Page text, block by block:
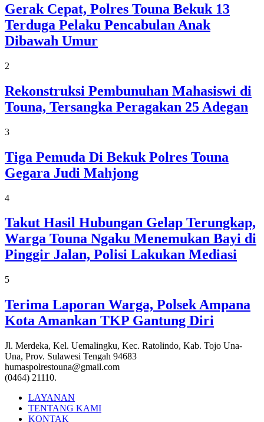
Gerak Cepat, Polres Touna Bekuk 13
Terduga Pelaku Pencabulan Anak
Dibawah Umur
2
Rekonstruksi Pembunuhan Mahasiswi di
Touna, Tersangka Peragakan 25 Adegan
3
Tiga Pemuda Di Bekuk Polres Touna
Gegara Judi Mahjong
4
Takut Hasil Hubungan Gelap Terungkap,
Warga Touna Ngaku Menemukan Bayi di
Pinggir Jalan, Polisi Lakukan Mediasi
5
Terima Laporan Warga, Polsek Ampana
Kota Amankan TKP Gantung Diri
Jl. Merdeka, Kel. Uemalingku, Kec. Ratolindo, Kab. Tojo Una-
Una, Prov. Sulawesi Tengah 94683
humaspolrestouna@gmail.com
(0464) 21110.
LAYANAN
TENTANG KAMI
KONTAK